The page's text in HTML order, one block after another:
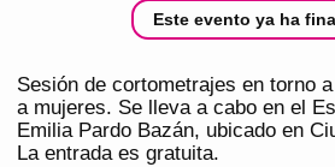
Este evento ya ha
Sesión de cortometrajes en torno
a mujeres. Se lleva a cabo en el
Emilia Pardo Bazán, ubicado en
La entrada es gratuita.